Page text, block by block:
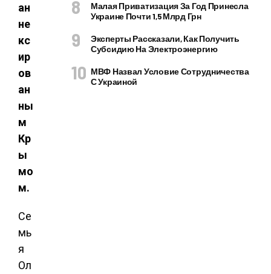
ан
не
кс
ир
ов
ан
ны
м
Кр
ы
мо
м.
Се
мь
я
Ол
Малая Приватизация За Год Принесла
Украине Почти 1,5 Млрд Грн
Эксперты Рассказали, Как Получить
Субсидию На Электроэнергию
МВФ Назвал Условие Сотрудничества
С Украиной